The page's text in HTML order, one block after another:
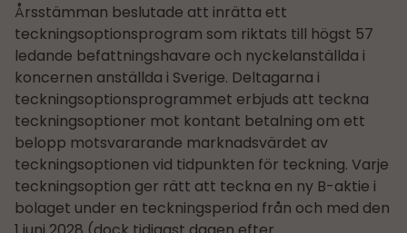
Årsstämman beslutade att inrätta ett
teckningsoptionsprogram som riktats till högst 57
ledande befattningshavare och nyckelanställda i
koncernen anställda i Sverige. Deltagarna i
teckningsoptionsprogrammet erbjuds att teckna
teckningsoptioner mot kontant betalning om ett
belopp motsvararande marknadsvärdet av
teckningsoptionen vid tidpunkten för teckning. Varje
teckningsoption ger rätt att teckna en ny B-aktie i
bolaget under en teckningsperiod från och med den